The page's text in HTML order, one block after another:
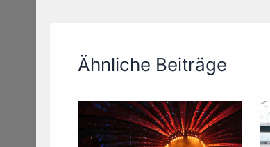
Ähnliche Beiträge